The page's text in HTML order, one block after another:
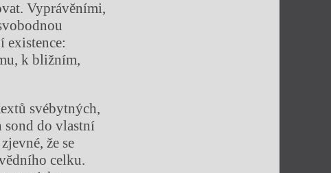
Vyprávěními,
existence:
k bližním,
svébytných,
sond do vlastní
že se
celku.